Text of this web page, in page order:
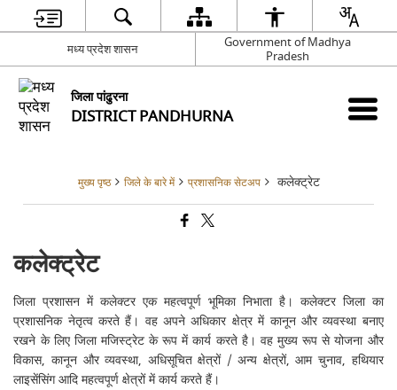
मध्य प्रदेश शासन
Government of Madhya
Pradesh
जिला पांढुरना
DISTRICT PANDHURNA
मुख्य पृष्ठ जिले के बारे में प्रशासनिक सेटअप कलेक्ट्रेट
कलेक्ट्रेट
जिला प्रशासन में कलेक्टर एक महत्वपूर्ण भूमिका निभाता है। कलेक्टर जिला का
प्रशासनिक नेतृत्व करते हैं। वह अपने अधिकार क्षेत्र में कानून और व्यवस्था बनाए
रखने के लिए जिला मजिस्ट्रेट के रूप में कार्य करते है। वह मुख्य रूप से योजना और
विकास, कानून और व्यवस्था, अधिसूचित क्षेत्रों / अन्य क्षेत्रों, आम चुनाव, हथियार
लाइसेंसिंग आदि महत्वपूर्ण क्षेत्रों में कार्य करते हैं।